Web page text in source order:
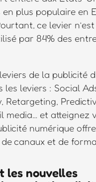
en plus populaire en
ce levier n’est
par 84% des
de la publicité
les leviers : Social
Retargeting,
media… et atteignez
numérique
canaux et de
les nouvelles